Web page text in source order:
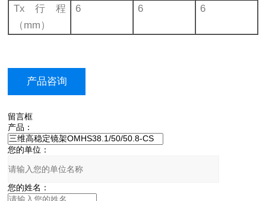
Tx行程
（mm）
6 6 6
产品咨询
留言框
产品：
您的单位：
您的姓名：